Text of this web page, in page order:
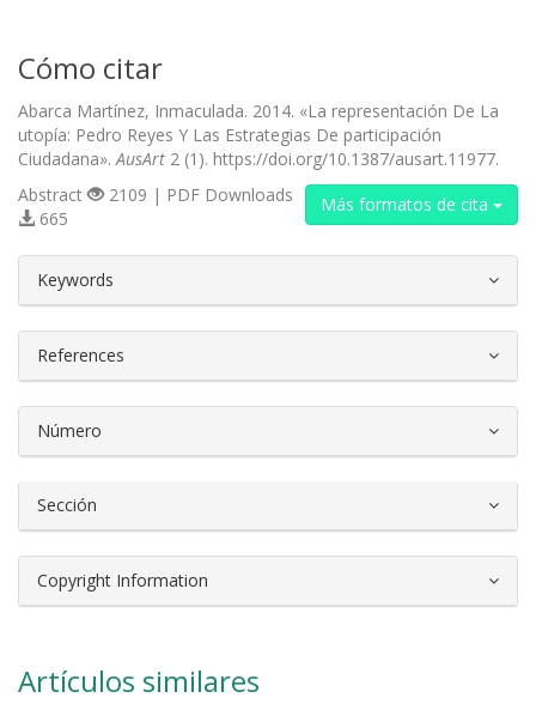
Cómo citar
Abarca Martínez, Inmaculada. 2014. «La representación De La
utopía: Pedro Reyes Y Las Estrategias De participación
Ciudadana». AusArt 2 (1). https://doi.org/10.1387/ausart.11977.
Más formatos de cita
Abstract
2109 | PDF Downloads
665
Keywords
References
Número
Sección
Copyright Information
Artículos similares